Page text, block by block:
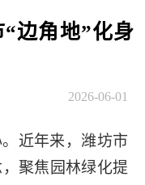
“边角地”化身
2026-06-01
近年来，潍坊市
聚焦园林绿化提